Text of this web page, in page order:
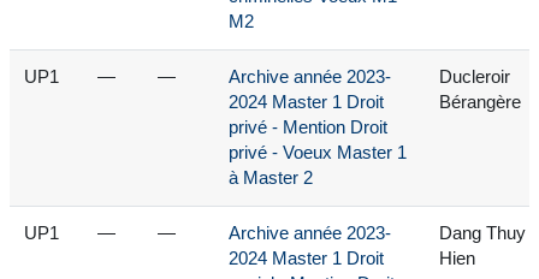
M2
UP1 — —
Archive année 2023-
2024 Master 1 Droit
privé - Mention Droit
privé - Voeux Master 1
à Master 2
Ducleroir
Bérangère
UP1 — —
Archive année 2023-
2024 Master 1 Droit
Dang Thuy
Hien